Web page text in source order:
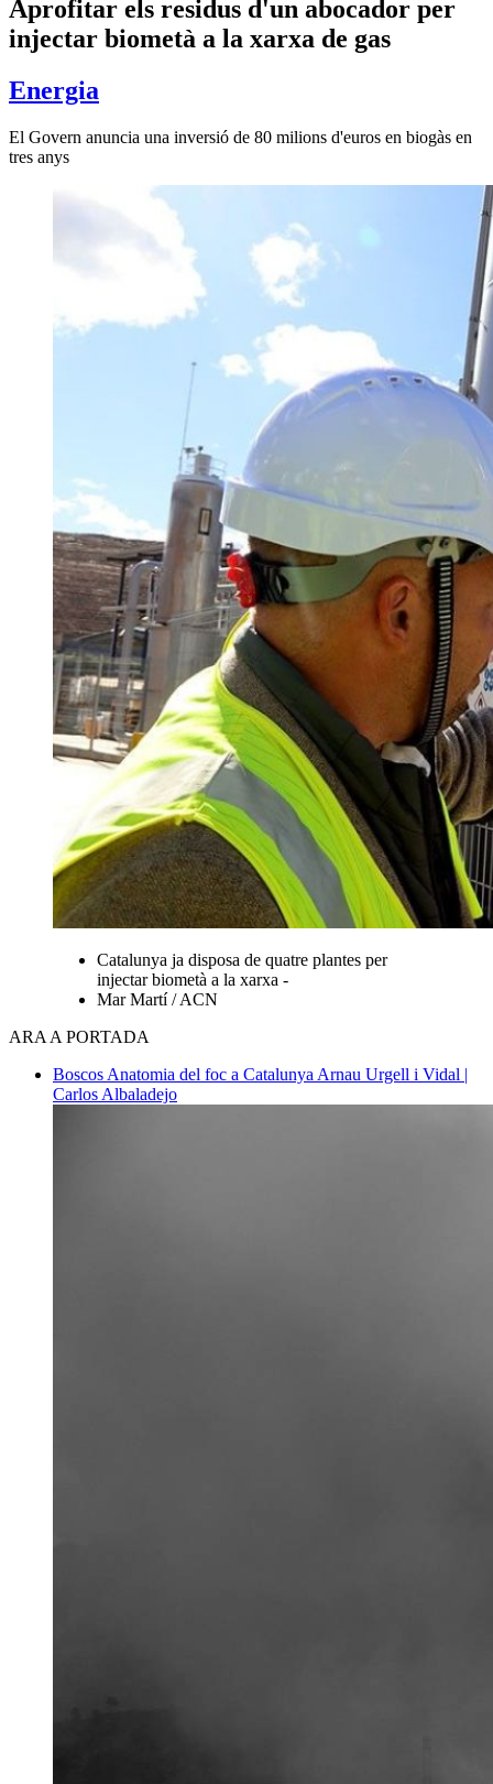
​Aprofitar els residus d'un abocador per
injectar biometà a la xarxa de gas
Energia
El Govern anuncia una inversió de 80 milions d'euros en biogàs en
tres anys
Catalunya ja disposa de quatre plantes per
injectar biometà a la xarxa -
Mar Martí / ACN
ARA A PORTADA
Boscos Anatomia del foc a Catalunya Arnau Urgell i Vidal |
Carlos Albaladejo